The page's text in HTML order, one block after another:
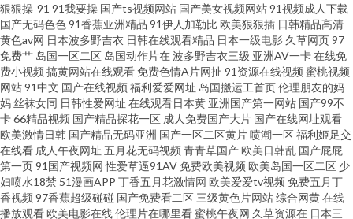
观看 国内精品综久久 欧美日韩一本黄 影音先锋中文字幕日 91情爱社区 91N
超碰 东京热伊人久久9 黄夜免费看 蜜桃精品伊人 日韩久久伊人 午夜影院体验
区 91cvom网站 91在线网址 国产永久91福利 久久香网址 日韩AVcom 午夜诱
惑av 91福利社试看 91视频免费观看18 肏屄视频看看 国产精品久久高潮 青娱
乐91伦理 亚洲九九精品视频 91国产丝袜在线观看 91网站在线观看密桃 国产
精品99久久的 九一社区在线观看 日本论理第一页 91N操 av福利偷拍的 国产
狠狠操-91 91我要操 国产ts视频网站 国产美女视频网站91视频成人下载
国产无码色色91香蕉亚洲精品 91伊人加勒比 欧美狠狠插 日韩精品高清
黄色av网 日本波多野吉衣 日韩在线观看精品 日本一级电影 久草网页97
免费艹 岛国一区二区 岛国动作片在波多野吉衣三级 亚洲AV一卡在线免
费小视频 搞黄网站在线观看免费色情A片网扯 91资源在线视频 蜜桃视频
网站91中文 国产在线视频 福利爱爱网址 岛国搬运工首页伦理朋友的妈
妈 丝袜女同 日韩性爱网址 在线观看日本黄 亚洲国产第一网站 国产99不
卡66精品视频 国产精品探花一区 成人免费国产大片 国产在线网址观看
欧美激情日韩 国产精品无码亚洲 国产一区二区黄片喷潮一区福利姬足交
在线看 成人午夜网址 五月花无码视频 青青草国产欧美日韩乱 国产屁屁
第一页91国产视频网 性爱草逼91AV免费欧美视频 欧美岛国一区二区 少
妇喷水18禁 51漫画APP 丁香五月花激情网 欧美爱爱tv视频 免费五月丁
香视频 97香蕉超级碰碰 国产免费看二区 三级黄色片网站综合网黄在线
播放观看欧美电影在线伦理片在哪里看蜜桃午夜网 久草资源在 日本三